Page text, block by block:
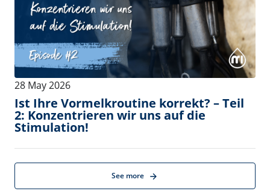
11 August 2026-14 August 2026
Find MI at the Dairy Management
Consulting Conference!